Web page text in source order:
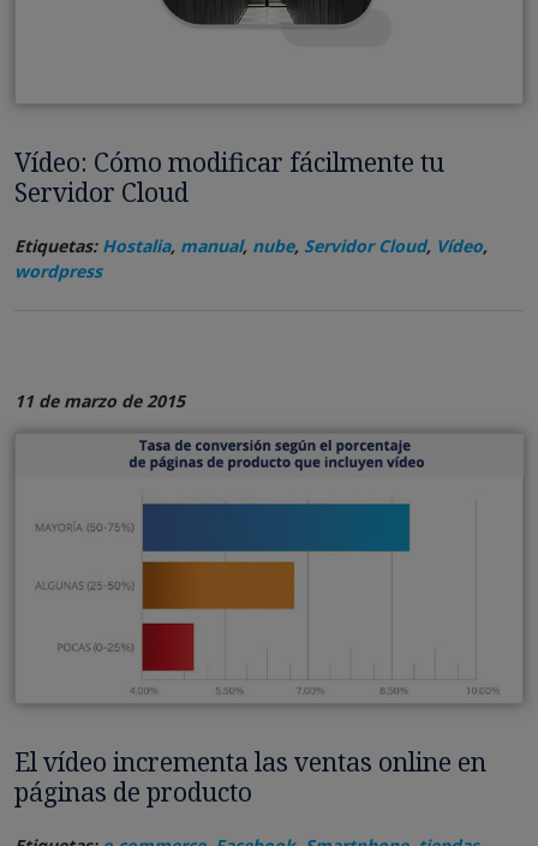
Vídeo: Cómo modificar fácilmente tu
Servidor Cloud
Etiquetas: Hostalia, manual, nube, Servidor Cloud, Vídeo,
wordpress
11 de marzo de 2015
El vídeo incrementa las ventas online en
páginas de producto